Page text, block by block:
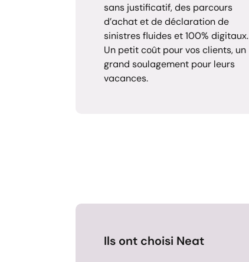
sans justificatif, des parcours
d’achat et de déclaration de
sinistres fluides et 100% digitaux.
Un petit coût pour vos clients, un
grand soulagement pour leurs
vacances.
Ils ont choisi Neat